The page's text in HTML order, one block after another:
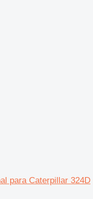
para Caterpillar 324D